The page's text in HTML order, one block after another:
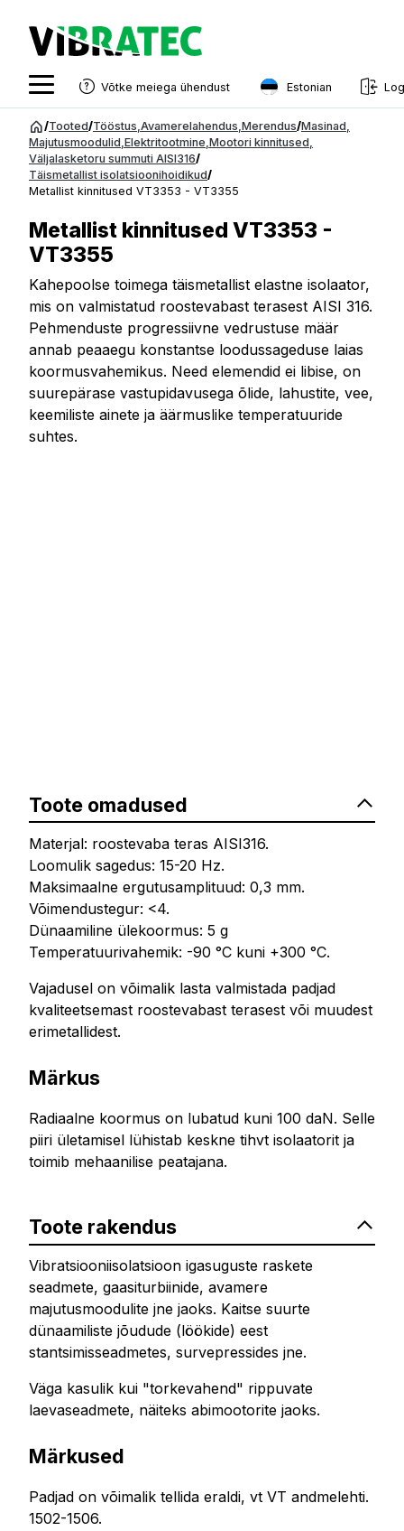
Hüppa
juurde
Võtke meiega ühendust Estonian
English
Swedish
French
Finnish
Danish
/Tooted/Tööstus Avamerelahendus Merendus/Masinad
Majutusmoodulid Elektritootmine Mootori kinnitused
Väljalasketoru summuti AISI316/
Täismetallist isolatsioonihoidikud/
Metallist kinnitused VT3353 - VT3355
Metallist kinnitused VT3353 -
VT3355
Kahepoolse toimega täismetallist elastne isolaator,
mis on valmistatud roostevabast terasest AISI 316.
Pehmenduste progressiivne vedrustuse määr
annab peaaegu konstantse loodussageduse laias
koormusvahemikus. Need elemendid ei libise, on
suurepärase vastupidavusega õlide, lahustite, vee,
keemiliste ainete ja äärmuslike temperatuuride
suhtes.
Toote omadused
Materjal: roostevaba teras AISI316.
Loomulik sagedus: 15-20 Hz.
Maksimaalne ergutusamplituud: 0,3 mm.
Võimendustegur: <4.
Dünaamiline ülekoormus: 5 g
Temperatuurivahemik: -90 °C kuni +300 °C.
Vajadusel on võimalik lasta valmistada padjad
kvaliteetsemast roostevabast terasest või muudest
erimetallidest.
Märkus
Radiaalne koormus on lubatud kuni 100 daN. Selle
piiri ületamisel lühistab keskne tihvt isolaatorit ja
toimib mehaanilise peatajana.
Toote rakendus
Vibratsiooniisolatsioon igasuguste raskete
seadmete, gaasiturbiinide, avamere
majutusmoodulite jne jaoks. Kaitse suurte
dünaamiliste jõudude (löökide) eest
stantsimisseadmetes, survepressides jne.
Väga kasulik kui "torkevahend" rippuvate
laevaseadmete, näiteks abimootorite jaoks.
Märkused
Padjad on võimalik tellida eraldi, vt VT andmelehti.
1502-1506.